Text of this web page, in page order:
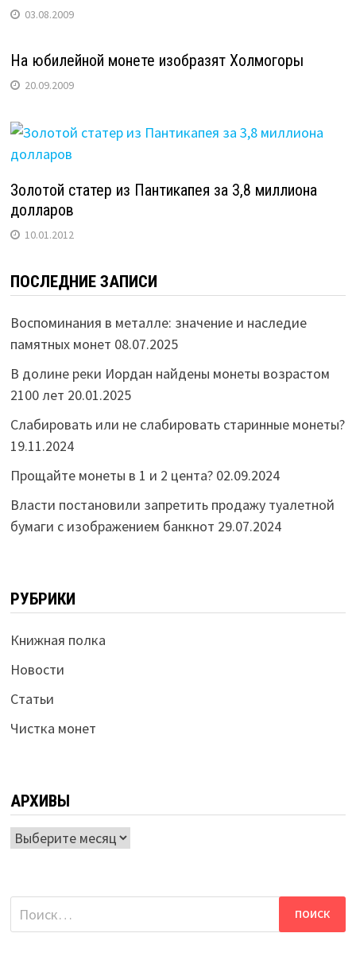
03.08.2009
На юбилейной монете изобразят Холмогоры
20.09.2009
Золотой статер из Пантикапея за 3,8 миллиона
долларов
10.01.2012
ПОСЛЕДНИЕ ЗАПИСИ
Воспоминания в металле: значение и наследие
памятных монет 08.07.2025
В долине реки Иордан найдены монеты возрастом
2100 лет 20.01.2025
Слабировать или не слабировать старинные монеты?
19.11.2024
Прощайте монеты в 1 и 2 цента? 02.09.2024
Власти постановили запретить продажу туалетной
бумаги с изображением банкнот 29.07.2024
РУБРИКИ
Книжная полка
Новости
Статьи
Чистка монет
АРХИВЫ
Архивы
Найти: